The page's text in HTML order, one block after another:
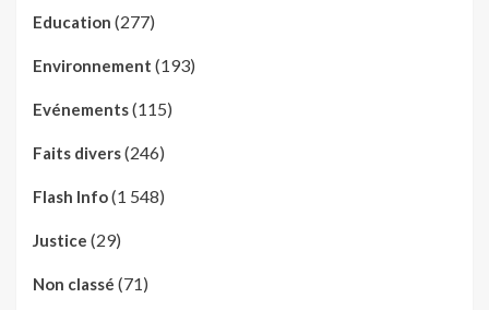
Education (277)
Environnement (193)
Evénements(115)
Faits divers(246)
Flash Info(1 548)
Justice (29)
Non classé (71)